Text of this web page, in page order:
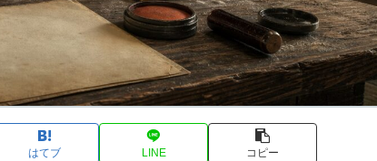
はてブ LINE コピー